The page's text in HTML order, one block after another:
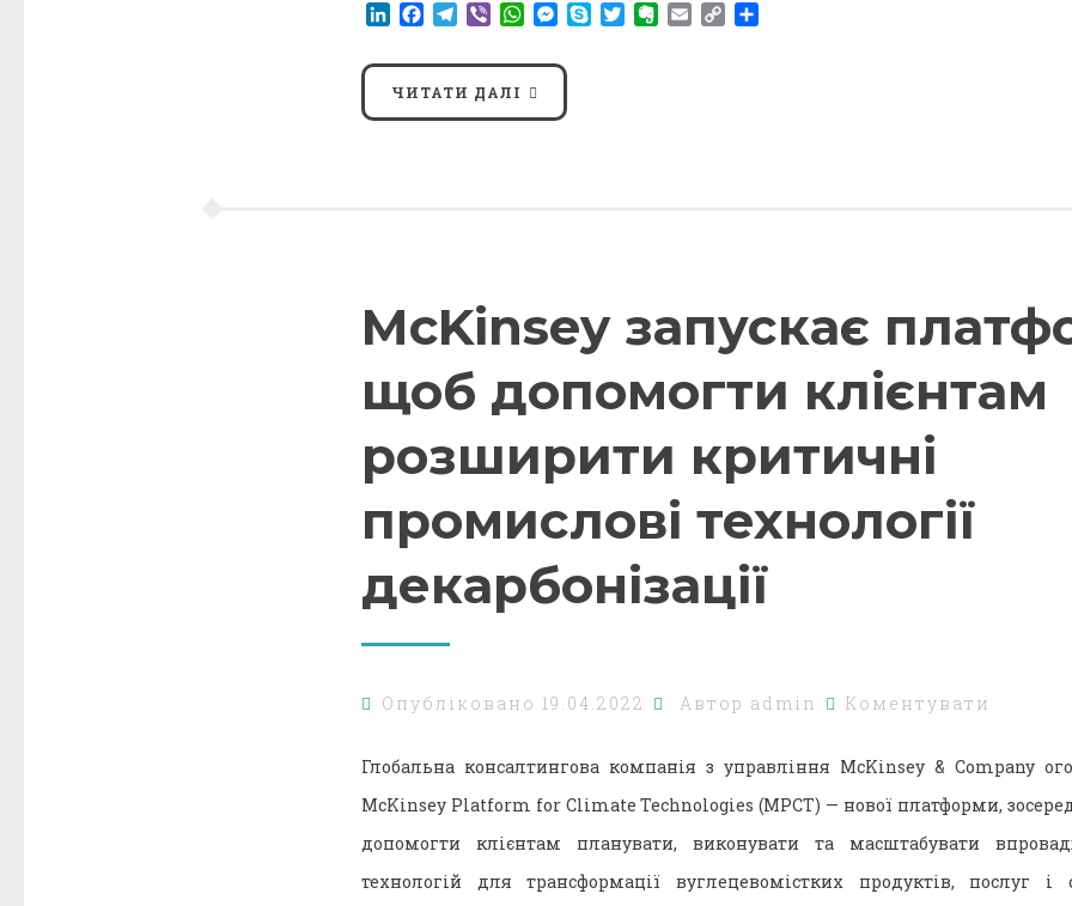
LinkedIn
Facebook
Telegram
ViberWhatsApp
Messenger
SkypeTwitterEvernote
EmailCopy
ЧИТАТИ ДАЛІ
McKinsey запускає
щоб допомогти клієнтам
розширити критичні
промислові технології
декарбонізації
Опубліковано 19.04.2022 Автор admin Коментувати
Глобальна консалтингова компанія з управління McKinsey & Company
McKinsey Platform for Climate Technologies (MPCT) — нової платформи,
допомогти клієнтам планувати, виконувати та масштабувати
технологій для трансформації вуглецевомістких продуктів, послуг і